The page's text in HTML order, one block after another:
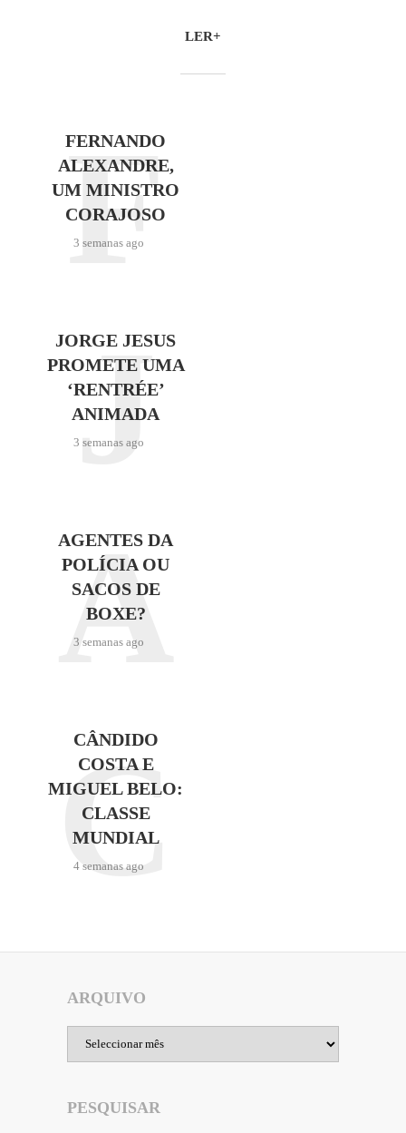
LER+
FERNANDO
ALEXANDRE,
UM MINISTRO
CORAJOSO
3 semanas ago
F
JORGE JESUS
PROMETE UMA
‘RENTRÉE’
ANIMADA
3 semanas ago
J
AGENTES DA
POLÍCIA OU
SACOS DE
BOXE?
3 semanas ago
A
CÂNDIDO
COSTA E
MIGUEL BELO:
CLASSE
MUNDIAL
4 semanas ago
C
ARQUIVO
PESQUISAR